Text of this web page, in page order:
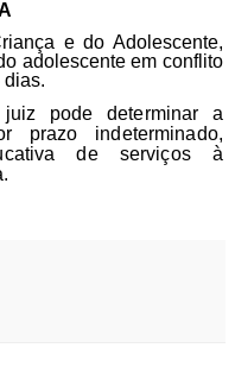
e do Adolescente,
adolescente em conflito
dias.
pode determinar a
prazo indeterminado,
de serviços à
.